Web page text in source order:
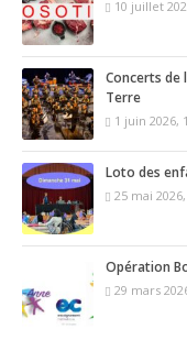
10 juillet
Concerts de
Terre
1 juin 2026,
Loto des
25 mai
Opération
29 mars